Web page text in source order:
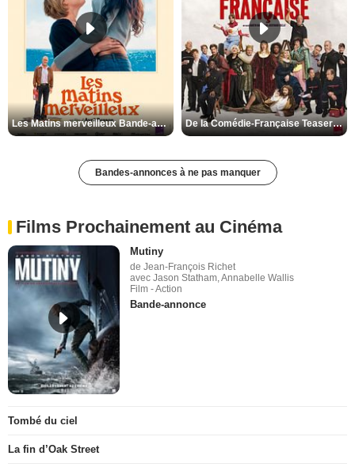
Les Matins merveilleux Bande-annonce VF De la Comédie-Française Teaser VF
Bandes-annonces à ne pas manquer
Films Prochainement au Cinéma
Mutiny
de Jean-François Richet
avec Jason Statham, Annabelle Wallis
Film - Action
Bande-annonce
Tombé du ciel
La fin d’Oak Street